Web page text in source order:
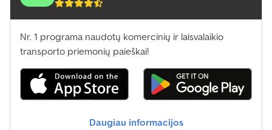
Nr. 1 programa naudotų komercinių ir laisvalaikio
transporto priemonių paieškai!
Daugiau informacijos